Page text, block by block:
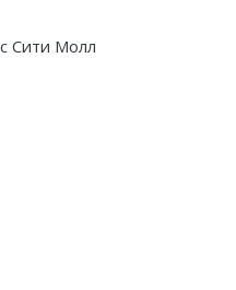
Сити Молл